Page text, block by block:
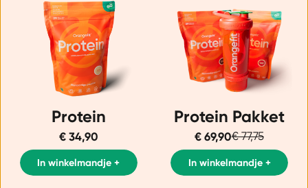
Protein
€ 34,90
In winkelmandje +
Protein Pakket
€ 69,90€ 77,75
In winkelmandje +